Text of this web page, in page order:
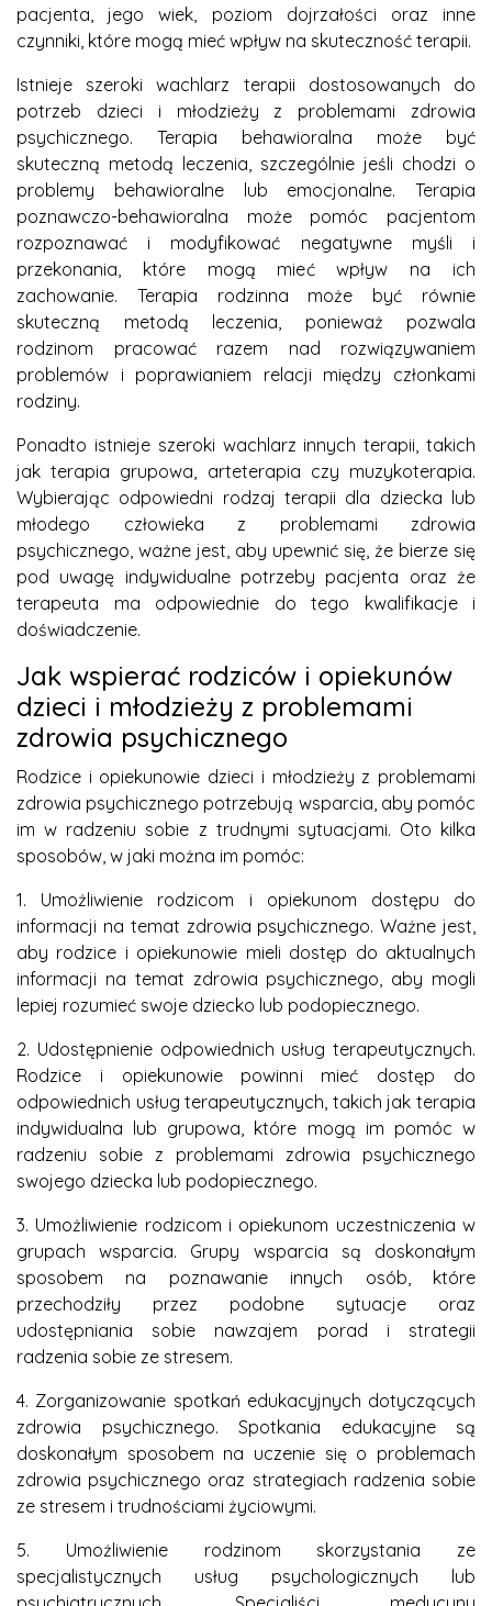
pacjenta, jego wiek, poziom dojrzałości oraz inne
czynniki, które mogą mieć wpływ na skuteczność terapii.
Istnieje szeroki wachlarz terapii dostosowanych do
potrzeb dzieci i młodzieży z problemami zdrowia
psychicznego. Terapia behawioralna może być
skuteczną metodą leczenia, szczególnie jeśli chodzi o
problemy behawioralne lub emocjonalne. Terapia
poznawczo-behawioralna może pomóc pacjentom
rozpoznawać i modyfikować negatywne myśli i
przekonania, które mogą mieć wpływ na ich
zachowanie. Terapia rodzinna może być równie
skuteczną metodą leczenia, ponieważ pozwala
rodzinom pracować razem nad rozwiązywaniem
problemów i poprawianiem relacji między członkami
rodziny.
Ponadto istnieje szeroki wachlarz innych terapii, takich
jak terapia grupowa, arteterapia czy muzykoterapia.
Wybierając odpowiedni rodzaj terapii dla dziecka lub
młodego człowieka z problemami zdrowia
psychicznego, ważne jest, aby upewnić się, że bierze się
pod uwagę indywidualne potrzeby pacjenta oraz że
terapeuta ma odpowiednie do tego kwalifikacje i
doświadczenie.
Jak wspierać rodziców i opiekunów
dzieci i młodzieży z problemami
zdrowia psychicznego
Rodzice i opiekunowie dzieci i młodzieży z problemami
zdrowia psychicznego potrzebują wsparcia, aby pomóc
im w radzeniu sobie z trudnymi sytuacjami. Oto kilka
sposobów, w jaki można im pomóc:
1. Umożliwienie rodzicom i opiekunom dostępu do
informacji na temat zdrowia psychicznego. Ważne jest,
aby rodzice i opiekunowie mieli dostęp do aktualnych
informacji na temat zdrowia psychicznego, aby mogli
lepiej rozumieć swoje dziecko lub podopiecznego.
2. Udostępnienie odpowiednich usług terapeutycznych.
Rodzice i opiekunowie powinni mieć dostęp do
odpowiednich usług terapeutycznych, takich jak terapia
indywidualna lub grupowa, które mogą im pomóc w
radzeniu sobie z problemami zdrowia psychicznego
swojego dziecka lub podopiecznego.
3. Umożliwienie rodzicom i opiekunom uczestniczenia w
grupach wsparcia. Grupy wsparcia są doskonałym
sposobem na poznawanie innych osób, które
przechodziły przez podobne sytuacje oraz
udostępniania sobie nawzajem porad i strategii
radzenia sobie ze stresem.
4. Zorganizowanie spotkań edukacyjnych dotyczących
zdrowia psychicznego. Spotkania edukacyjne są
doskonałym sposobem na uczenie się o problemach
zdrowia psychicznego oraz strategiach radzenia sobie
ze stresem i trudnościami życiowymi.
5. Umożliwienie rodzinom skorzystania ze
specjalistycznych usług psychologicznych lub